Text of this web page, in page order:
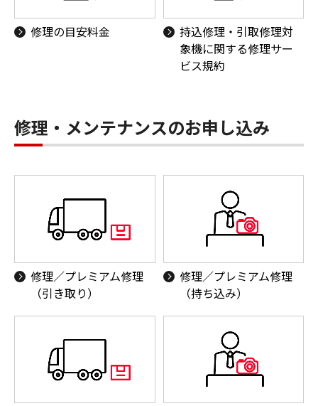
修理の目安料金
持込修理・引取修理対
象機に関する修理サー
ビス規約
修理・メンテナンスのお申し込み
修理／プレミアム修理
（引き取り）
修理／プレミアム修理
（持ち込み）